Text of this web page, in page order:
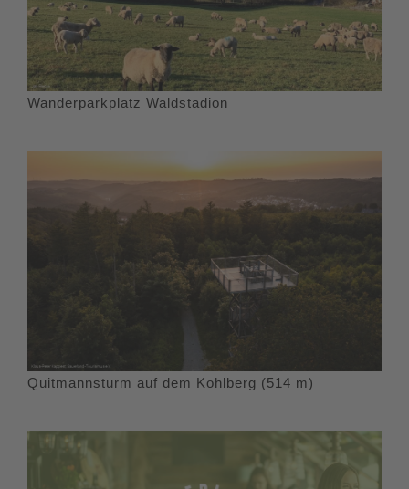
Wanderparkplatz Waldstadion
Quitmannsturm auf dem Kohlberg (514 m)